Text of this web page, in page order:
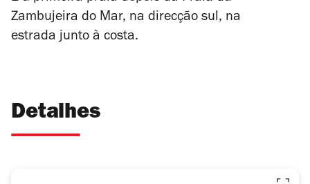
Zambujeira do Mar, na direcção sul, na
estrada junto à costa.
Detalhes